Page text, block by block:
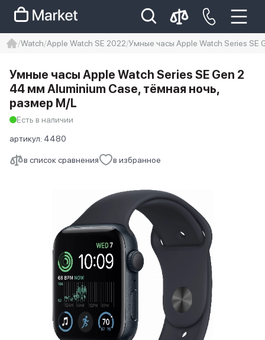
Iphone 14 pro max
айфон 14
Watch Apple Watch SE 2022 Умные часы Apple Watch Series SE
в список сравнения в избранное
Умные часы Apple Watch Series SE Gen 2
44 мм Aluminium Case, тёмная ночь,
размер M/L
Есть в наличии
артикул: 4480